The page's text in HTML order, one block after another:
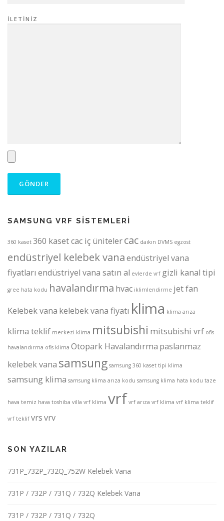
İLETINIZ
SAMSUNG VRF SİSTEMLERİ
360 kaset 360 kaset cac iç ünitelercac daıkın DVMS egzost
endüstriyel kelebek vanaendüstriyel vana
fiyatları endüstriyel vana satın al evlerde vrf gizli kanal tipi
gree hata kodu havalandırma hvac iklimlendirme jet fan
Kelebek vana kelebek vana fiyatı klima klima arıza
klima teklif merkezi klima mitsubishi mitsubishi vrf ofis
havalandırma ofis klima Otopark Havalandırma paslanmaz
kelebek vana samsung samsung 360 kaset tipi klima
samsung klima samsung klima arıza kodu samsung klima hata kodu taze
hava temiz hava toshiba villa vrf klima vrf vrf arıza vrf klima vrf klima teklif
vrf teklif vrsvrv
SON YAZILAR
731P_732P_732Q_752W Kelebek Vana
731P / 732P / 731Q / 732Q Kelebek Vana
731P / 732P / 731Q / 732Q